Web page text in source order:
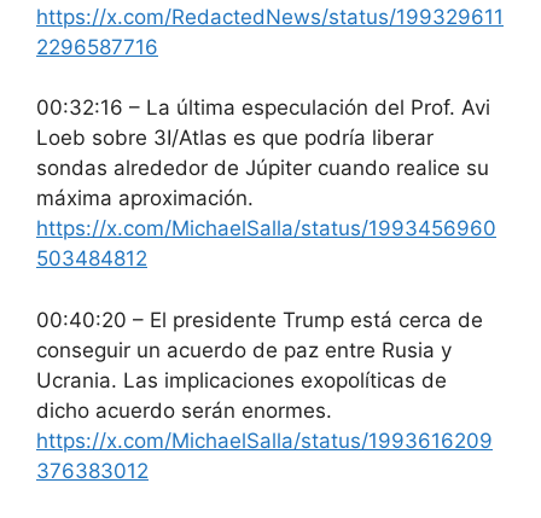
https://x.com/RedactedNews/status/199329611
2296587716
00:32:16 – La última especulación del Prof. Avi
Loeb sobre 3I/Atlas es que podría liberar
sondas alrededor de Júpiter cuando realice su
máxima aproximación.
https://x.com/MichaelSalla/status/1993456960
503484812
00:40:20 – El presidente Trump está cerca de
conseguir un acuerdo de paz entre Rusia y
Ucrania. Las implicaciones exopolíticas de
dicho acuerdo serán enormes.
https://x.com/MichaelSalla/status/1993616209
376383012